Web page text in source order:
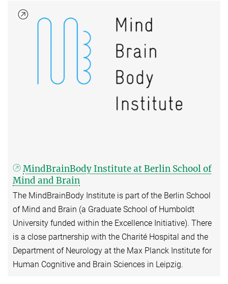
MindBrainBody Institute at Berlin School of
Mind and Brain
The MindBrainBody Institute is part of the Berlin School
of Mind and Brain (a Graduate School of Humboldt
University funded within the Excellence Initiative). There
is a close partnership with the Charité Hospital and the
Department of Neurology at the Max Planck Institute for
Human Cognitive and Brain Sciences in Leipzig.